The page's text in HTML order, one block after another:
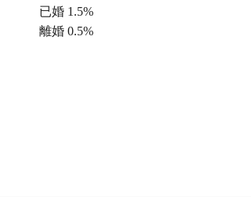
已婚 1.5%
離婚 0.5%